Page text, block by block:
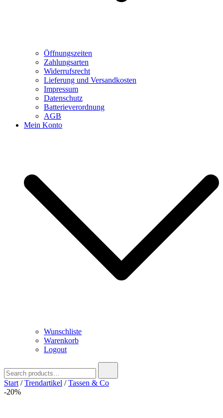
Öffnungszeiten
Zahlungsarten
Widerrufsrecht
Lieferung und Versandkosten
Impressum
Datenschutz
Batterieverordnung
AGB
Mein Konto
Wunschliste
Warenkorb
Logout
for:
Start /Trendartikel /Tassen & Co
-20%